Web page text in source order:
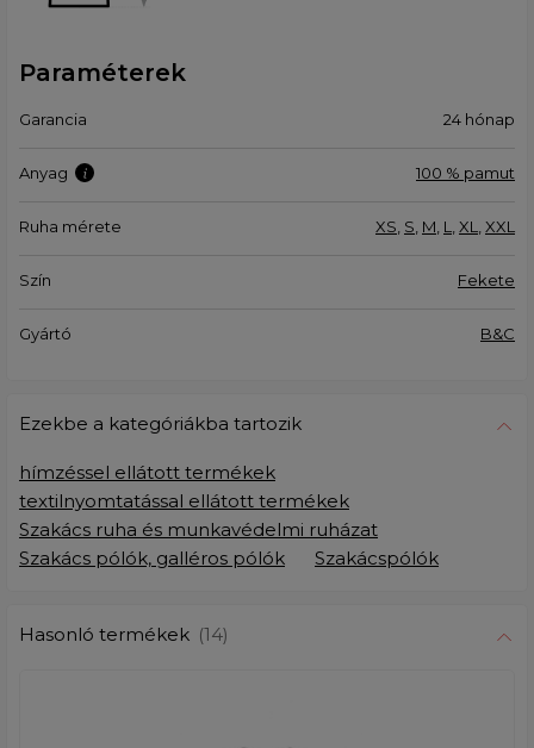
Paraméterek
Garancia 24 hónap
Anyag 100 % pamut
Ruha mérete XS S M L XL XXL
Szín Fekete
Gyártó B&C
Ezekbe a kategóriákba tartozik
hímzéssel ellátott termékek
textilnyomtatással ellátott termékek
Szakács ruha és munkavédelmi ruházat
Szakács pólók, galléros pólók
Szakácspólók
Hasonló termékek (14)